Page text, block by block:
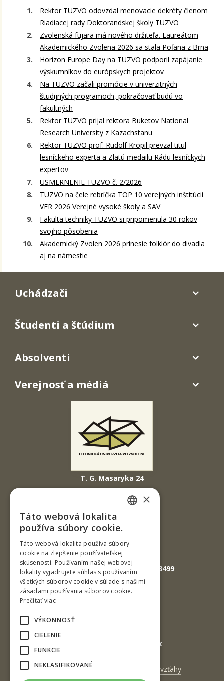
Rektor TUZVO odovzdal menovacie dekréty členom
Riadiacej rady Doktorandskej školy TUZVO
Zvolenská fujara má nového držiteľa. Laureátom
Akademického Zvolena 2026 sa stala Poľana z Brna
Horizon Europe Day na TUZVO podporil zapájanie
výskumníkov do európskych projektov
Na TUZVO začali promócie v univerzitných
študijných programoch, pokračovať budú vo
fakultných
Rektor TUZVO prijal rektora Buketov National
Research University z Kazachstanu
Rektor TUZVO prof. Rudolf Kropil prevzal titul
lesníckeho experta a Zlatú medailu Rádu lesníckych
expertov
USMERNENIE TUZVO č. 2/2026
TUZVO na čele rebríčka TOP 10 verejných inštitúcií
VER 2026 Verejné vysoké školy a SAV
Fakulta techniky TUZVO si pripomenula 30 rokov
svojho pôsobenia
Akademický Zvolen 2026 prinesie folklór do divadla
aj na námestie
T. G. Masaryka 24
960 01 Zvolen
Slovenská republika
Tel.: +421-45-520 61 11
Fax: +421-45-533 00 27
E-mail: info@tuzvo.sk
GPS súradnice: 48.572024,19.118499
E-mail: podatelna@tuzvo.sk
Uchádzači
Študenti a štúdium
Absolventi
Verejnosť a médiá
Univerzitný magazín
Medzinárodné vzťahy
×
Táto webová lokalita
používa súbory cookie.
Táto webová lokalita používa súbory
cookie na zlepšenie používateľskej
skúsenosti. Používaním našej webovej
lokality vyjadrujete súhlas s používaním
všetkých súborov cookie v súlade s našimi
zásadami používania súborov cookie.
Prečítať viac
VÝKONNOSŤ
CIELENIE
FUNKCIE
NEKLASIFIKOVANÉ